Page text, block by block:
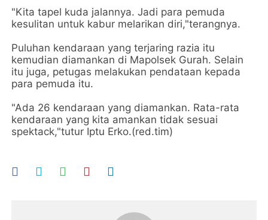
"Kita tapel kuda jalannya. Jadi para pemuda
kesulitan untuk kabur melarikan diri,"terangnya.
Puluhan kendaraan yang terjaring razia itu
kemudian diamankan di Mapolsek Gurah. Selain
itu juga, petugas melakukan pendataan kepada
para pemuda itu.
"Ada 26 kendaraan yang diamankan. Rata-rata
kendaraan yang kita amankan tidak sesuai
spektack,"tutur Iptu Erko.(red.tim)